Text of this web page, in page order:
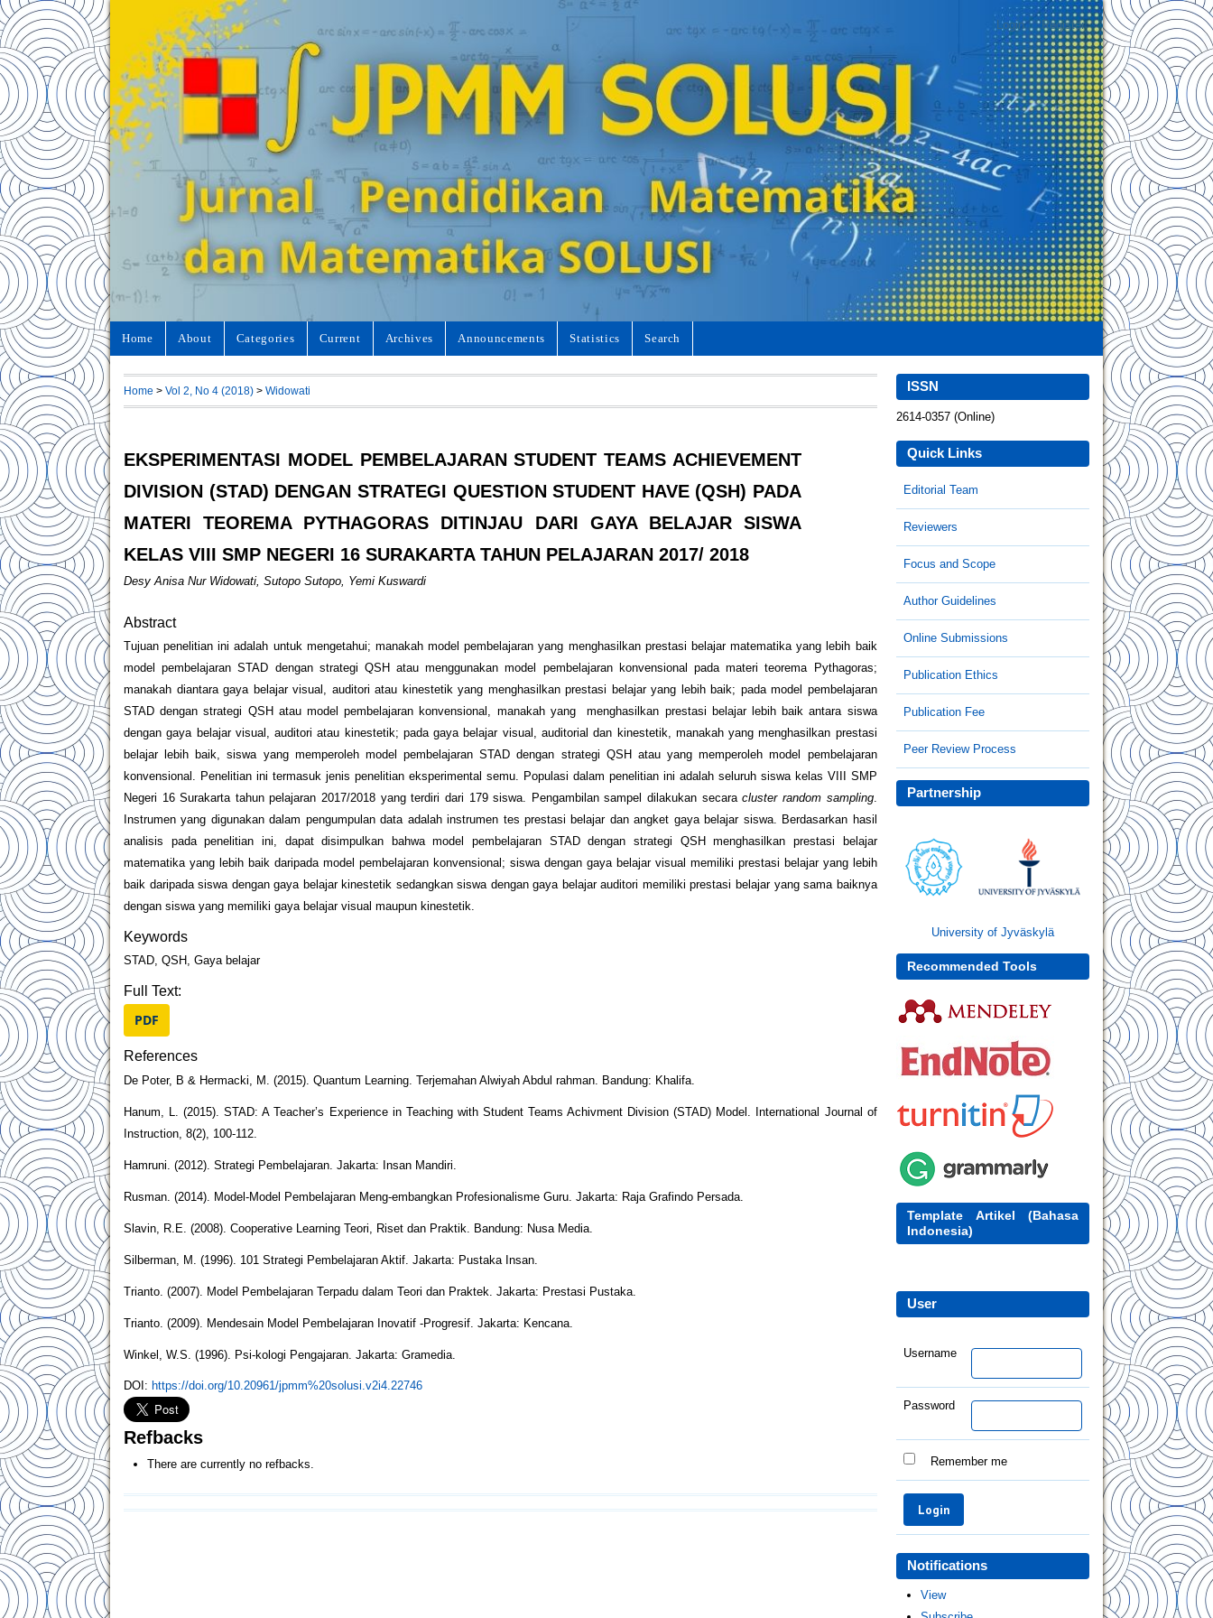
Login Register
Home About Categories Current Archives Announcements Statistics Search
ISSN
2614-0357 (Online)
Quick Links
Editorial Team
Reviewers
Focus and Scope
Author Guidelines
Online Submissions
Publication Ethics
Publication Fee
Peer Review Process
Partnership
University of Jyväskylä
Recommended Tools
Template Artikel (Bahasa
Indonesia)
User
Username
Password
Remember me
Notifications
View
Home > Vol 2, No 4 (2018) > Widowati
EKSPERIMENTASI MODEL PEMBELAJARAN STUDENT TEAMS ACHIEVEMENT
DIVISION (STAD) DENGAN STRATEGI QUESTION STUDENT HAVE (QSH) PADA
MATERI TEOREMA PYTHAGORAS DITINJAU DARI GAYA BELAJAR SISWA
KELAS VIII SMP NEGERI 16 SURAKARTA TAHUN PELAJARAN 2017/ 2018
Desy Anisa Nur Widowati, Sutopo Sutopo, Yemi Kuswardi
Abstract
Tujuan penelitian ini adalah untuk mengetahui; manakah model pembelajaran yang menghasilkan prestasi belajar matematika yang lebih baik
model pembelajaran STAD dengan strategi QSH atau menggunakan model pembelajaran konvensional pada materi teorema Pythagoras;
manakah diantara gaya belajar visual, auditori atau kinestetik yang menghasilkan prestasi belajar yang lebih baik; pada model pembelajaran
STAD dengan strategi QSH atau model pembelajaran konvensional, manakah yang menghasilkan prestasi belajar lebih baik antara siswa
dengan gaya belajar visual, auditori atau kinestetik; pada gaya belajar visual, auditorial dan kinestetik, manakah yang menghasilkan prestasi
belajar lebih baik, siswa yang memperoleh model pembelajaran STAD dengan strategi QSH atau yang memperoleh model pembelajaran
konvensional. Penelitian ini termasuk jenis penelitian eksperimental semu. Populasi dalam penelitian ini adalah seluruh siswa kelas VIII SMP
Negeri 16 Surakarta tahun pelajaran 2017/2018 yang terdiri dari 179 siswa. Pengambilan sampel dilakukan secaracluster random sampling.
Instrumen yang digunakan dalam pengumpulan data adalah instrumen tes prestasi belajar dan angket gaya belajar siswa. Berdasarkan hasil
analisis pada penelitian ini, dapat disimpulkan bahwa model pembelajaran STAD dengan strategi QSH menghasilkan prestasi belajar
matematika yang lebih baik daripada model pembelajaran konvensional; siswa dengan gaya belajar visual memiliki prestasi belajar yang lebih
baik daripada siswa dengan gaya belajar kinestetik sedangkan siswa dengan gaya belajar auditori memiliki prestasi belajar yang sama baiknya
dengan siswa yang memiliki gaya belajar visual maupun kinestetik.
Keywords
STAD, QSH, Gaya belajar
Full Text:
PDF
References
De Poter, B & Hermacki, M. (2015). Quantum Learning. Terjemahan Alwiyah Abdul rahman. Bandung: Khalifa.
Hanum, L. (2015). STAD: A Teacher’s Experience in Teaching with Student Teams Achivment Division (STAD) Model. International Journal of
Instruction, 8(2), 100-112.
Hamruni. (2012). Strategi Pembelajaran. Jakarta: Insan Mandiri.
Rusman. (2014). Model-Model Pembelajaran Meng-embangkan Profesionalisme Guru. Jakarta: Raja Grafindo Persada.
Slavin, R.E. (2008). Cooperative Learning Teori, Riset dan Praktik. Bandung: Nusa Media.
Silberman, M. (1996). 101 Strategi Pembelajaran Aktif. Jakarta: Pustaka Insan.
Trianto. (2007). Model Pembelajaran Terpadu dalam Teori dan Praktek. Jakarta: Prestasi Pustaka.
Trianto. (2009). Mendesain Model Pembelajaran Inovatif -Progresif. Jakarta: Kencana.
Winkel, W.S. (1996). Psi-kologi Pengajaran. Jakarta: Gramedia.
DOI: https://doi.org/10.20961/jpmm%20solusi.v2i4.22746
Refbacks
There are currently no refbacks.